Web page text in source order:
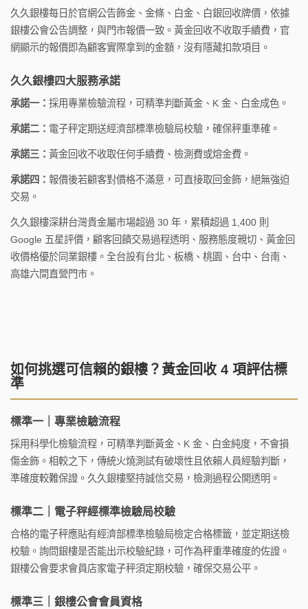
久久銀樓每日於官網公告飾金、金條、白金、白銀回收牌價，依據
銀樓公會公告調整，與門市報價一致。黃金回收不收取手續費，官
網顯示的報價即為顧客實際拿到的金額，沒有隱藏扣款項目。
久久銀樓四大服務承諾
承諾一： 採用專業檢驗流程，可精準判斷黃金、K 金、白金成色。
承諾二： 電子秤定期送經濟部標準檢驗局校驗，確保秤重準確。
承諾三： 黃金回收不收取任何手續費、檢測費或熔金費。
承諾四： 報價後若顧客對價格不滿意，可直接取回金飾，絕無強迫
交易。
久久銀樓深耕台灣貴金屬市場超過 30 年，累積超過 1,400 則
Google 五星評價，顧客回饋交易過程透明、服務態度親切、黃金回
收價格優於同業銀樓。全台設有台北、板橋、桃園、台中、台南、
高雄六間直營門市。
如何挑選可信賴的銀樓？黃金回收 4 項評估標
準
標準一｜專業檢驗流程
採用科學化檢驗流程，可精準判斷黃金、K 金、白金純度，不會損
傷金飾。相較之下，傳統火燒測試有破壞性且依賴人員經驗判斷，
準確度較難保證。久久銀樓堅持誠信交易，檢測過程公開透明。
標準二｜電子秤經標準檢驗局校驗
合格的電子秤應貼有經濟部標準檢驗局檢定合格標籤，並定期送檢
校驗。詢問銀樓是否能出示校驗紀錄，可作為秤重準確度的佐證。
銀樓公會要求會員店家電子秤須定期校驗，確保交易公平。
標準三｜銀樓公會會員資格